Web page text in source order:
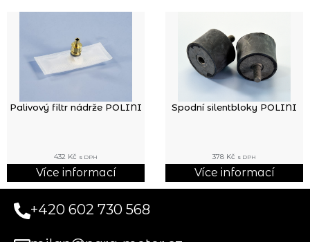
Palivový filtr nádrže POLINI
432 Kč s DPH
Více informací
Spodní silentbloky POLINI
378 Kč s DPH
Více informací
+420 602 730 568